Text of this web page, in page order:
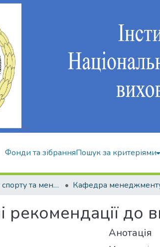
Фонди та зібранняПошук за критеріями
Факультет спорту та менеджменту
рекомендації до
Анотація